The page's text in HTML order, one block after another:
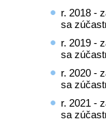
r. 2018 -
sa
r. 2019 -
sa
r. 2020 -
sa
r. 2021 -
sa